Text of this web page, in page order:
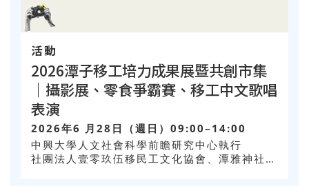
活動
2026潭子移工培力成果展暨共創市集
｜攝影展、零食爭霸賽、移工中文歌唱
表演
2026年6 月28日（週日）09:00–14:00
中興大學人文社會科學前瞻研究中心執行
社團法人壹零玖伍移民工文化協會、潭雅神社區